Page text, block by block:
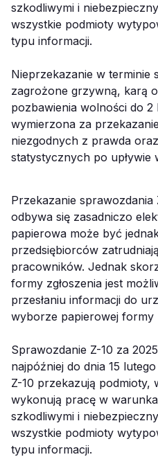
szkodliwymi i
wszystkie podmioty
typu informacji.
Nieprzekazanie w terminie
zagrożone grzywną, karą
pozbawienia wolności do
wymierzona za
niezgodnych z prawda
statystycznych po upływie
Przekazanie
odbywa się zasadniczo
papierowa może być
przedsiębiorców
pracowników. Jednak
formy zgłoszenia jest
przesłaniu informacji do
wyborze papierowej formy
Sprawozdanie Z-10 za
najpóźniej do dnia 15
Z-10 przekazują
wykonują pracę w
szkodliwymi i
wszystkie podmioty
typu informacji.